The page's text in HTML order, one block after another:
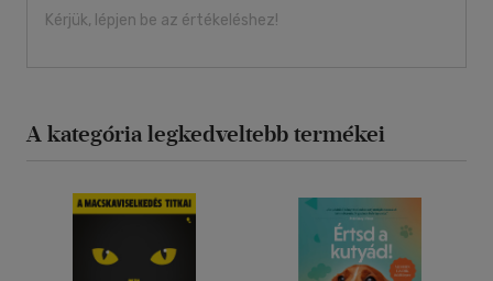
Kérjük, lépjen be az értékeléshez!
A kategória legkedveltebb termékei